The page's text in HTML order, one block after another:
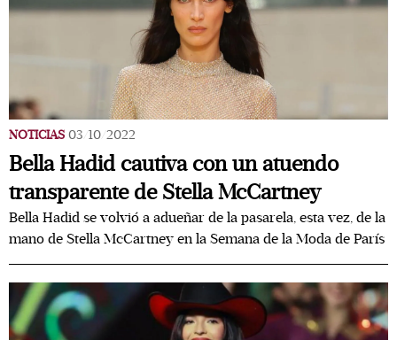
NOTICIAS 03/10/2022
Bella Hadid cautiva con un atuendo
transparente de Stella McCartney
Bella Hadid se volvió a adueñar de la pasarela, esta vez, de la
mano de Stella McCartney en la Semana de la Moda de París